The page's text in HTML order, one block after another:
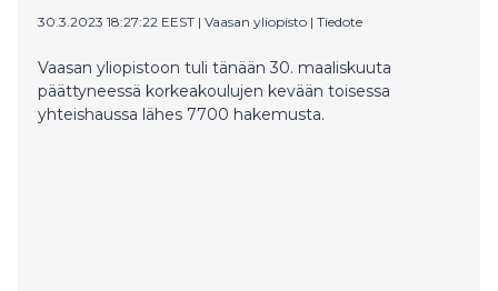
30.3.2023 18:27:22 EEST | Vaasan yliopisto | Tiedote
Vaasan yliopistoon tuli tänään 30. maaliskuuta
päättyneessä korkeakoulujen kevään toisessa
yhteishaussa lähes 7700 hakemusta.